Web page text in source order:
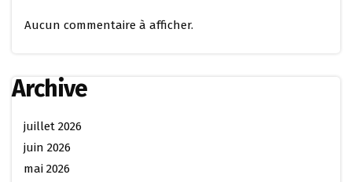
Aucun commentaire à afficher.
Archive
juillet 2026
juin 2026
mai 2026